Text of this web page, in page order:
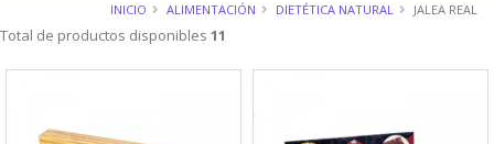
INICIO ALIMENTACIÓN DIETÉTICA NATURAL JALEA REAL
Total de productos disponibles 11